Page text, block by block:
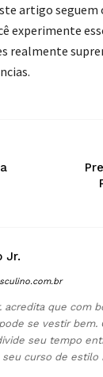
artigo seguem
experimente
realmente
Jr.
acredita que com
se vestir bem.
seu tempo
curso de estilo